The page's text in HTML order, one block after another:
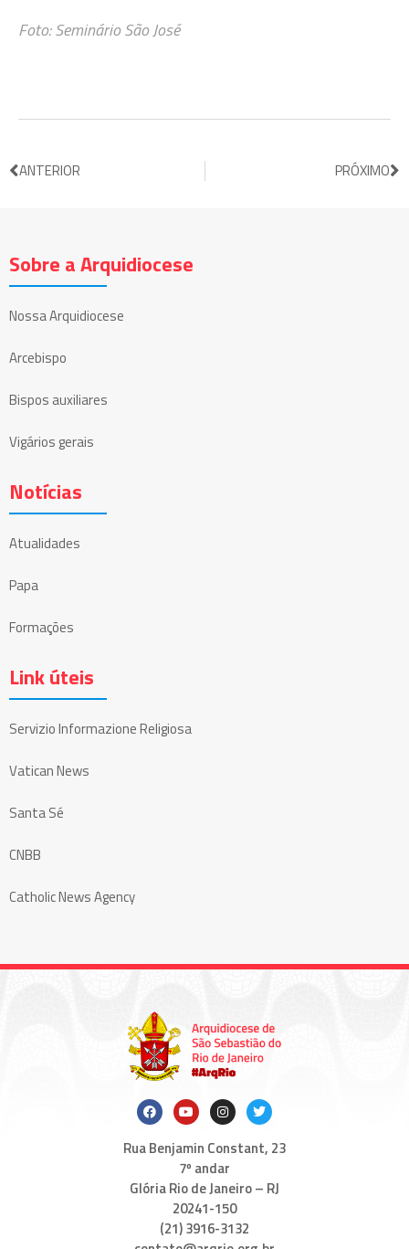
Foto: Seminário São José
ANTERIOR PRÓXIMO
Sobre a Arquidiocese
Nossa Arquidiocese
Arcebispo
Bispos auxiliares
Vigários gerais
Notícias
Atualidades
Papa
Formações
Link úteis
Servizio Informazione Religiosa
Vatican News
Santa Sé
CNBB
Catholic News Agency
Rua Benjamin Constant, 23
7º andar
Glória Rio de Janeiro – RJ
20241-150
(21) 3916-3132